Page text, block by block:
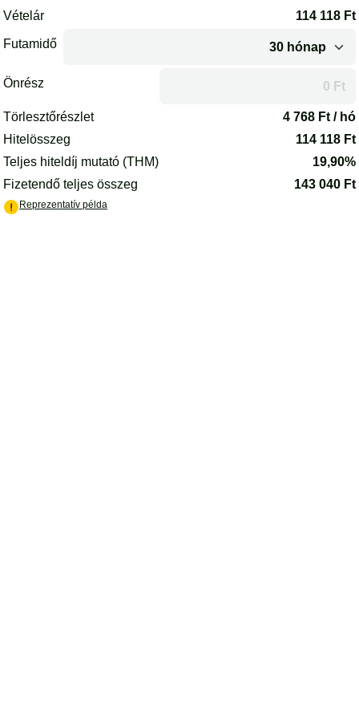
Az oldal betöltődött.
Vételár 114 118 Ft
Futamidő
Önrész
A futamidő vagy az önrész módosítása után az oldal
Törlesztőrészlet 4 768 Ft / hó
Hitelösszeg
114 118 Ft
Teljes hiteldíj mutató (THM)
19,90%
Fizetendő teljes összeg
143 040 Ft
Reprezentatív példa